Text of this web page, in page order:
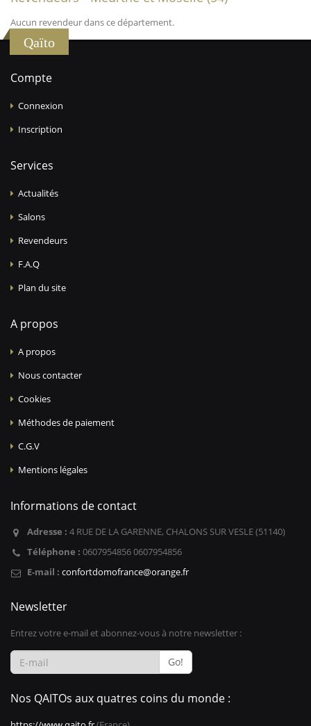
Aucun revendeur dans ce département.
Qaïto
Compte
Connexion
Inscription
Services
Actualités
Salons
Revendeurs
F.A.Q
Plan du site
A propos
A propos
Nous contacter
Cookies
Méthodes de paiement
C.G.V
Mentions légales
Informations de contact
Adresse : 4 RUE DE LA GARENNE, CHALONS SUR VESLE (51140)
Téléphone : 0607954856 0607954856
E-mail : confortdomofrance@orange.fr
Newsletter
Entrez votre e-mail et abonnez-vous à notre newsletter :
Go!
Nos QAITOs aux quatres coins du monde :